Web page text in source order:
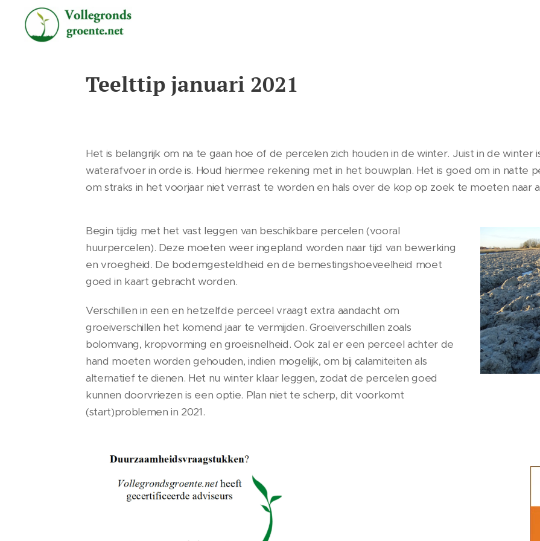
Teelttip januari 2021
Het is belangrijk om na te gaan hoe of de percelen zich houden in de winter. Juist in de winter
waterafvoer in orde is. Houd hiermee rekening met in het bouwplan. Het is goed om in natte
om straks in het voorjaar niet verrast te worden en hals over de kop op zoek te moeten naar
Begin tijdig met het vast leggen van beschikbare percelen (vooral
huurpercelen). Deze moeten weer ingepland worden naar tijd van bewerking
en vroegheid. De bodemgesteldheid en de bemestingshoeveelheid moet
goed in kaart gebracht worden.
Verschillen in een en hetzelfde perceel vraagt extra aandacht om
groeiverschillen het komend jaar te vermijden. Groeiverschillen zoals
bolomvang, kropvorming en groeisnelheid. Ook zal er een perceel achter de
hand moeten worden gehouden, indien mogelijk, om bij calamiteiten als
alternatief te dienen. Het nu winter klaar leggen, zodat de percelen goed
kunnen doorvriezen is een optie. Plan niet te scherp, dit voorkomt
(start)problemen in 2021.